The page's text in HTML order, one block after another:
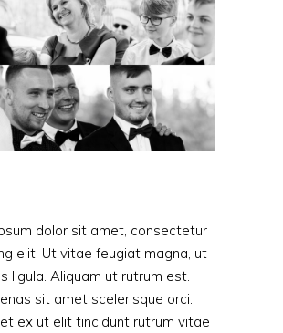
dolor sit amet, consectetur
elit. Ut vitae feugiat magna, ut
ligula. Aliquam ut rutrum est.
sit amet scelerisque orci.
ex ut elit tincidunt rutrum vitae